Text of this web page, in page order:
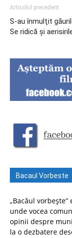
Articolul precedent
S-au înmulţit
Se ridică şi
Bacaul Vorbeste
„Bacăul
unde vocea
opinii despre
la o dezbatere